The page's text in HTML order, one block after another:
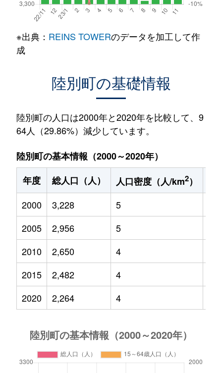
※出典： REINS TOWERのデータを加工して作
成
陸別町の基礎情報
陸別町の人口は2000年と2020年を比較して、9
64人（29.86%）減少しています。
陸別町の基本情報（2000～2020年）
年度
総人口（人） 人口密度（人/km2）
2000
3,228 5
2005
2,956 5
2010
2,650 4
2015
2,482 4
2020
2,264 4